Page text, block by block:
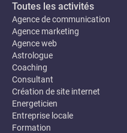
Toutes les activités
Agence de communication
Agence marketing
Agence web
Astrologue
Coaching
Consultant
Création de site internet
Energeticien
Entreprise locale
Formation